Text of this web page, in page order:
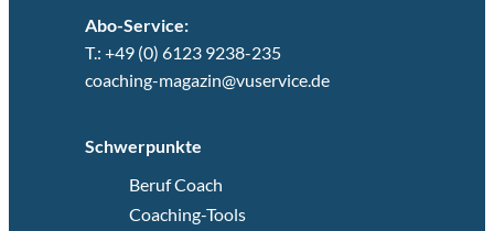
Abo-Service:
T.: +49 (0) 6123 9238-235
coaching-magazin@vuservice.de
Schwerpunkte
Beruf Coach
Coaching-Tools